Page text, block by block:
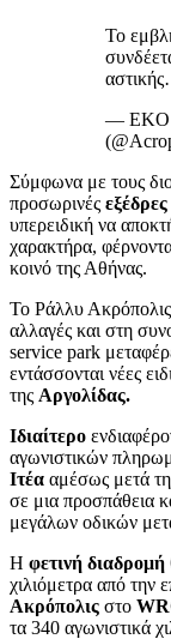
Το
— EKO
Σύμφωνα με τους
προσωρινές εξέδρες
υπερειδική να
χαρακτήρα,
κοινό της Αθήνας.
Το Ράλλυ Ακρόπολις
αλλαγές και στη
service park
εντάσσονται νέες
της Αργολίδας.
Ιδιαίτερο
αγωνιστικών
Ιτέα αμέσως μετά
σε μια προσπάθεια
μεγάλων οδικών
Η φετινή διαδρομή
χιλιόμετρα από την
Ακρόπολις στο
τα 340 αγωνιστικά